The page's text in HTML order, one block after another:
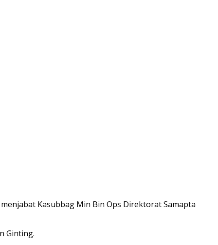
Kasubbag Min Bin Ops Direktorat Samapta
Ginting.